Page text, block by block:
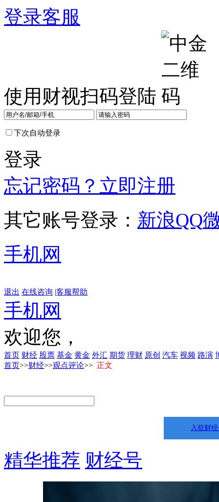
登录客服
使用财视扫码登陆
下次自动登录
登录
忘记密码？ 立即注册
其它账号登录： 新浪QQ
手机网
退出 在线咨询 |客服帮助
手机网
欢迎您，
首页 财经 股票 基金 黄金 外汇 期货 理财 原创 汽车 视频 路演
首页>>财经>>观点评论>> 正文
入驻财
精华推荐 财经号